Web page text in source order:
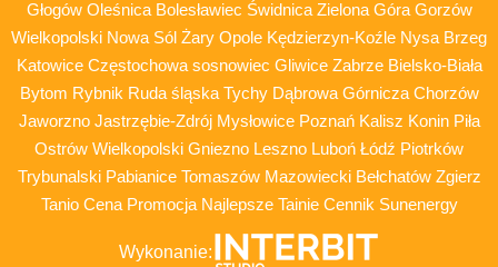
Głogów Oleśnica Bolesławiec Świdnica Zielona Góra Gorzów
Wielkopolski Nowa Sól Żary Opole Kędzierzyn-Koźle Nysa Brzeg
Katowice Częstochowa sosnowiec Gliwice Zabrze Bielsko-Biała
Bytom Rybnik Ruda śląska Tychy Dąbrowa Górnicza Chorzów
Jaworzno Jastrzębie-Zdrój Mysłowice Poznań Kalisz Konin Piła
Ostrów Wielkopolski Gniezno Leszno Luboń Łódź Piotrków
Trybunalski Pabianice Tomaszów Mazowiecki Bełchatów Zgierz
Tanio Cena Promocja Najlepsze Tainie Cennik Sunenergy
Wykonanie: